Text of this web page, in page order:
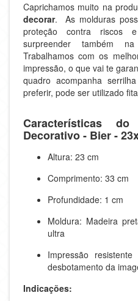
Caprichamos muito na
decorar. As molduras
proteção contra riscos
surpreender também
Trabalhamos com os
impressão, o que vai te
quadro acompanha
preferir, pode ser utilizado
Características
Decorativo - Bier -
Altura: 23 cm
Comprimento: 33 cm
Profundidade: 1 cm
Moldura: Madeira
ultra
Impressão
desbotamento da
Indicações: